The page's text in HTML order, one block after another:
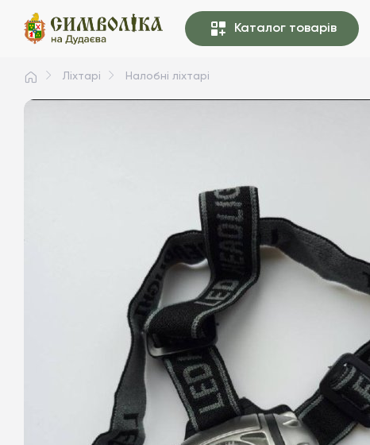
Каталог товарів
Ліхтарі Налобні ліхтарі